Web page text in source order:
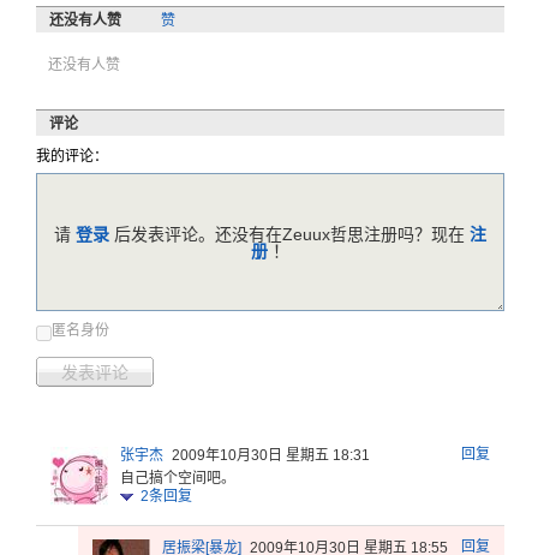
还没有人赞 赞
还没有人赞
评论
我的评论：
匿名身份
发表评论
请 登录 后发表评论。还没有在Zeuux哲思注册吗？现在 注
册 ！
回复
张宇杰 2009年10月30日 星期五 18:31
自己搞个空间吧。
2条回复
回复
居振梁[暴龙] 2009年10月30日 星期五 18:55